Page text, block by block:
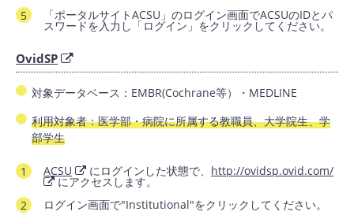
「ポータルサイトACSU」のログイン画面でACSUのIDとパ
スワードを入力し「ログイン」をクリックしてください。
OvidSP
対象データベース：EMBR(Cochrane等）・MEDLINE
利用対象者：医学部・病院に所属する教職員、大学院生、学
部学生
ACSU にログインした状態で、 http://ovidsp.ovid.com/
にアクセスします。
ログイン画面で"Institutional"をクリックしてください。